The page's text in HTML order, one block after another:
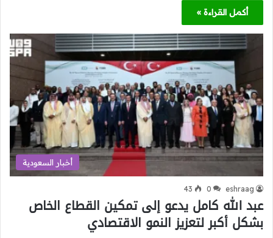
أكمل القراءة »
أخبار السعودية
eshraag
0
43
عبد الله كامل يدعو إلى تمكين القطاع الخاص
بشكل أكبر لتعزيز النمو الاقتصادي